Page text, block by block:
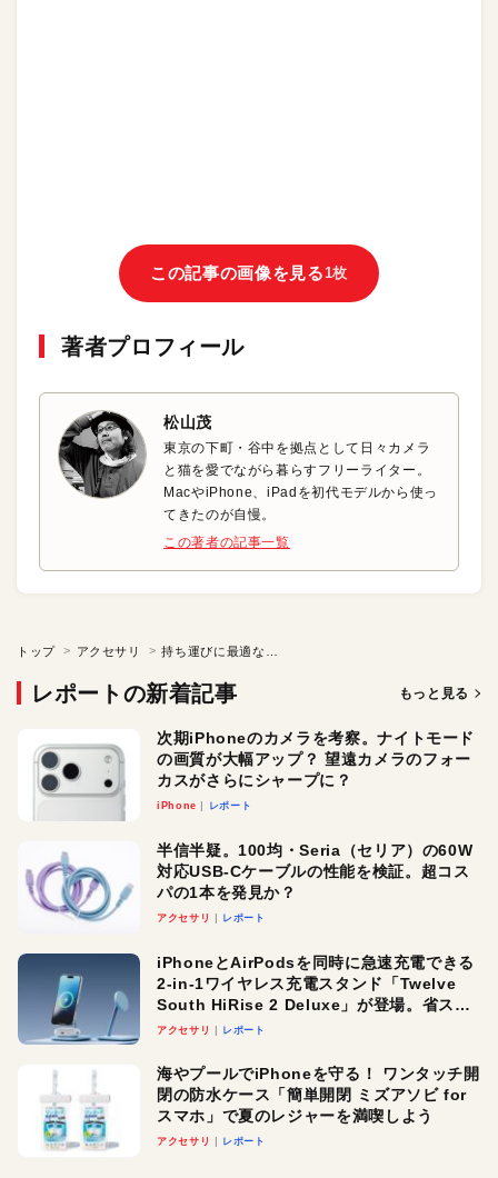
この記事の画像を見る 1枚
著者プロフィール
松山茂
東京の下町・谷中を拠点として日々カメラ
と猫を愛でながら暮らすフリーライター。
MacやiPhone、iPadを初代モデルから使っ
てきたのが自慢。
この著者の記事一覧
トップ アクセサリ
レポートの新着記事 もっと見る
次期iPhoneのカメラを考察。ナイトモード
の画質が大幅アップ？ 望遠カメラのフォー
カスがさらにシャープに？
iPhone レポート
半信半疑。100均・Seria（セリア）の60W
対応USB-Cケーブルの性能を検証。超コス
パの1本を発見か？
アクセサリ レポート
iPhoneとAirPodsを同時に急速充電できる
2-in-1ワイヤレス充電スタンド「Twelve
South HiRise 2 Deluxe」が登場。省スペ
ースでおしゃれに充電したい人にオスス
アクセサリ レポート
海やプールでiPhoneを守る！ ワンタッチ開
閉の防水ケース「簡単開閉 ミズアソビ for
スマホ」で夏のレジャーを満喫しよう
アクセサリ レポート